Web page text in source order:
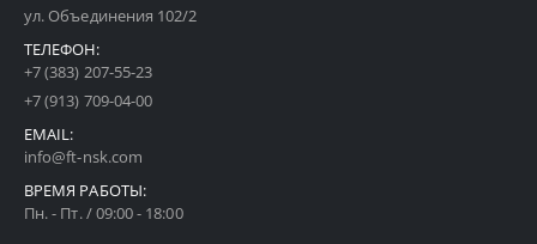
ул. Объединения 102/2
ТЕЛЕФОН:
+7 (383) 207-55-23
+7 (913) 709-04-00
EMAIL:
info@ft-nsk.com
ВРЕМЯ РАБОТЫ:
Пн. - Пт. / 09:00 - 18:00